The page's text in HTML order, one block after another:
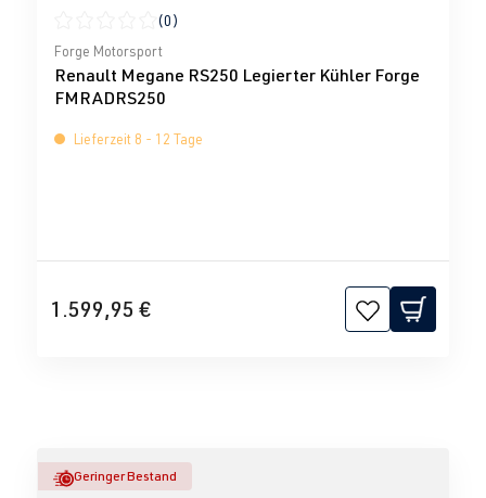
Durchschnittliche Bewertung von 0 von 5 Sternen
(0)
Forge Motorsport
Renault Megane RS250 Legierter Kühler Forge
FMRADRS250
Lieferzeit 8 - 12 Tage
1.599,95 €
Geringer Bestand